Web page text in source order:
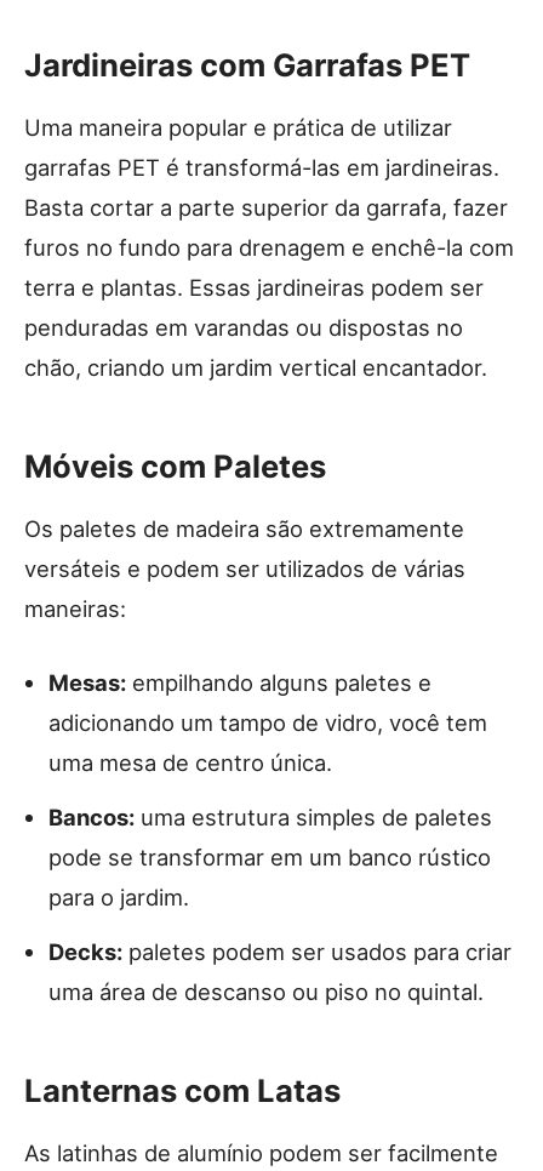
Jardineiras com Garrafas PET
Uma maneira popular e prática de utilizar
garrafas PET é transformá-las em jardineiras.
Basta cortar a parte superior da garrafa, fazer
furos no fundo para drenagem e enchê-la com
terra e plantas. Essas jardineiras podem ser
penduradas em varandas ou dispostas no
chão, criando um jardim vertical encantador.
Móveis com Paletes
Os paletes de madeira são extremamente
versáteis e podem ser utilizados de várias
maneiras:
Mesas: empilhando alguns paletes e
adicionando um tampo de vidro, você tem
uma mesa de centro única.
Bancos: uma estrutura simples de paletes
pode se transformar em um banco rústico
para o jardim.
Decks: paletes podem ser usados para criar
uma área de descanso ou piso no quintal.
Lanternas com Latas
As latinhas de alumínio podem ser facilmente